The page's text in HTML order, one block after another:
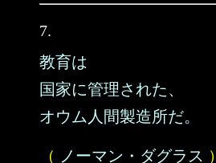
7.
教育は
国家に管理された、
オウム人間製造所だ。
（ ノーマン・ダグラス ）